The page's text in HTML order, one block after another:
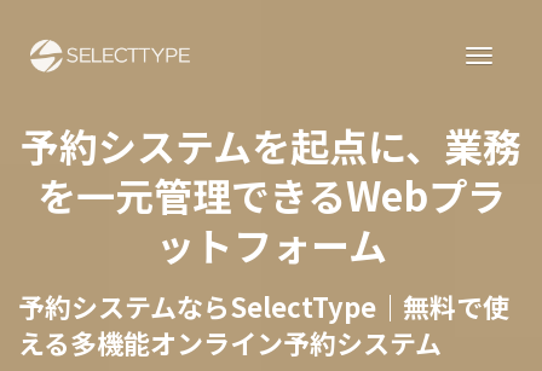
予約システムを起点に、業務
を一元管理できるWebプラ
ットフォーム
予約システムならSelectType｜無料で使
える多機能オンライン予約システム